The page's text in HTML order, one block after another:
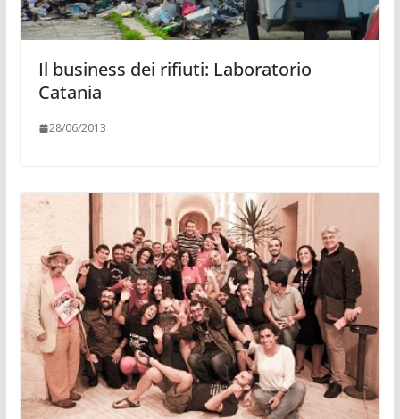
Il business dei rifiuti: Laboratorio
Catania
28/06/2013